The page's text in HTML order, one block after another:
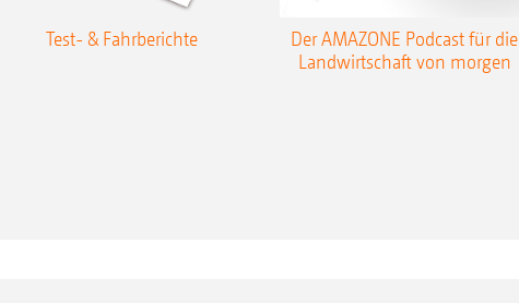
Test- & Fahrberichte
Der AMAZONE Podcast für die
Landwirtschaft von morgen